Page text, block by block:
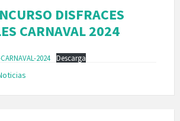
DISFRACES
CARNAVAL 2024
2024 Descarga